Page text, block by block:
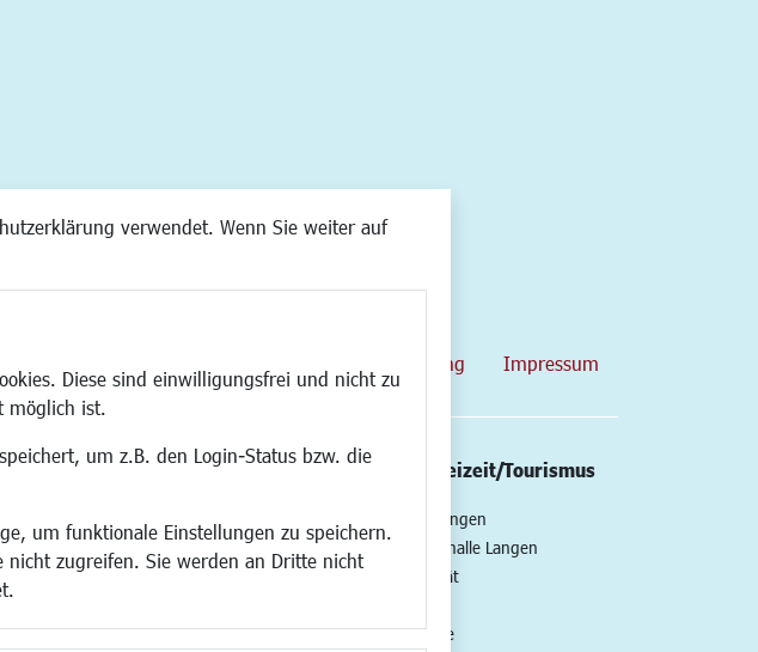
verwendet. Wenn Sie weiter auf
Diese sind einwilligungsfrei und nicht zu
möglich ist.
um z.B. den Login-Status bzw. die
um funktionale Einstellungen zu speichern.
nicht zugreifen. Sie werden an Dritte nicht
Datenschutzerklärung Impressum
Bauen/Umwelt/Mobilität
Aktuelle Baustellen
Kultur/Freizeit/Tourismus
Veranstaltungen
Neue Stadthalle Langen
Stadtporträt
Musikschule